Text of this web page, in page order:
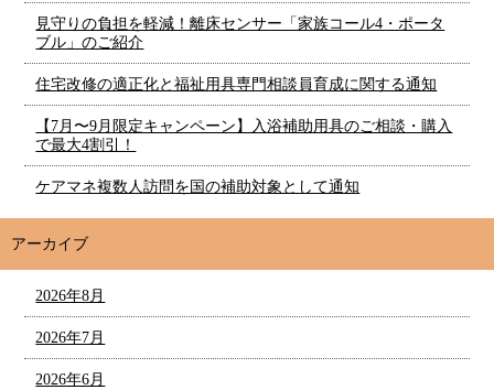
見守りの負担を軽減！離床センサー「家族コール4・ポータ
ブル」のご紹介
住宅改修の適正化と福祉用具専門相談員育成に関する通知
【7月〜9月限定キャンペーン】入浴補助用具のご相談・購入
で最大4割引！
ケアマネ複数人訪問を国の補助対象として通知
アーカイブ
2026年8月
2026年7月
2026年6月